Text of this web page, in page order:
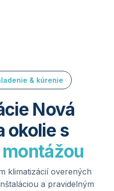
& kúrenie
Nová
okolie s
klimatizácií overených
a pravidelným